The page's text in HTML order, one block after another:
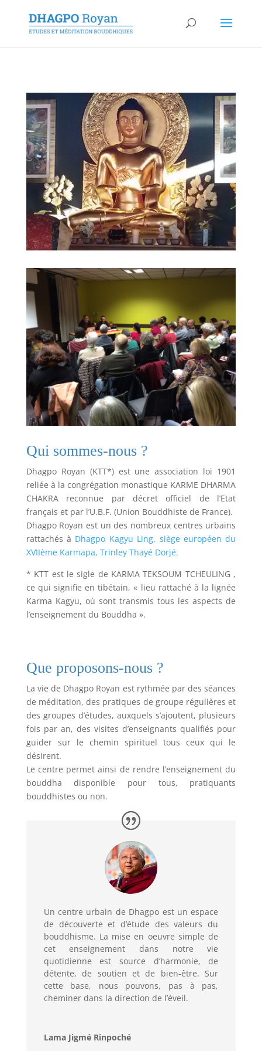
Qui sommes-nous ?
Dhagpo Royan (KTT*) est une association loi 1901
reliée à la congrégation monastique KARME DHARMA
CHAKRA reconnue par décret officiel de l’Etat
français et par l’U.B.F. (Union Bouddhiste de France).
Dhagpo Royan est un des nombreux centres urbains
rattachés à Dhagpo Kagyu Ling, siège européen du
XVIIème Karmapa, Trinley Thayé Dorjé.
* KTT est le sigle de KARMA TEKSOUM TCHEULING ,
ce qui signifie en tibétain, « lieu rattaché à la lignée
Karma Kagyu, où sont transmis tous les aspects de
l’enseignement du Bouddha ».
Que proposons-nous ?
La vie de Dhagpo Royan est rythmée par des séances
de méditation, des pratiques de groupe régulières et
des groupes d’études, auxquels s’ajoutent, plusieurs
fois par an, des visites d’enseignants qualifiés pour
guider sur le chemin spirituel tous ceux qui le
désirent.
Le centre permet ainsi de rendre l’enseignement du
bouddha disponible pour tous, pratiquants
bouddhistes ou non.
Un centre urbain de Dhagpo est un espace
de découverte et d’étude des valeurs du
bouddhisme. La mise en oeuvre simple de
cet enseignement dans notre vie
quotidienne est source d’harmonie, de
détente, de soutien et de bien-être. Sur
cette base, nous pouvons, pas à pas,
cheminer dans la direction de l’éveil.
Lama Jigmé Rinpoché